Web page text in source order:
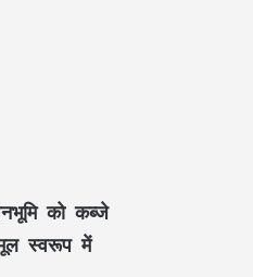
को कब्जे
स्वरूप में